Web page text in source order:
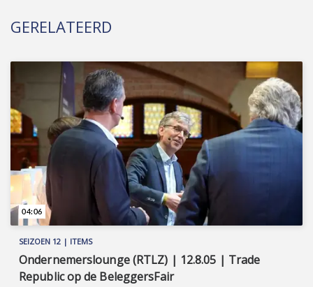
GERELATEERD
SEIZOEN 12 | ITEMS
Ondernemerslounge (RTLZ) | 12.8.05 | Trade
Republic op de BeleggersFair
04:06